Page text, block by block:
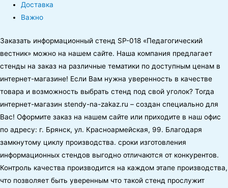
Доставка
Важно
Заказать информационный стенд SP-018 «Педагогический
вестник» можно на нашем сайте. Наша компания предлагает
стенды на заказ на различные тематики по доступным ценам в
интернет-магазине! Если Вам нужна уверенность в качестве
товара и возможность выбрать стенд под свой уголок? Тогда
интернет-магазин stendy-na-zakaz.ru – создан специально для
Вас! Оформите заказ на нашем сайте или приходите в наш офис
по адресу: г. Брянск, ул. Красноармейская, 99. Благодаря
замкнутому циклу производства. сроки изготовления
информационных стендов выгодно отличаются от конкурентов.
Контроль качества производится на каждом этапе производства,
что позволяет быть уверенным что такой стенд прослужит